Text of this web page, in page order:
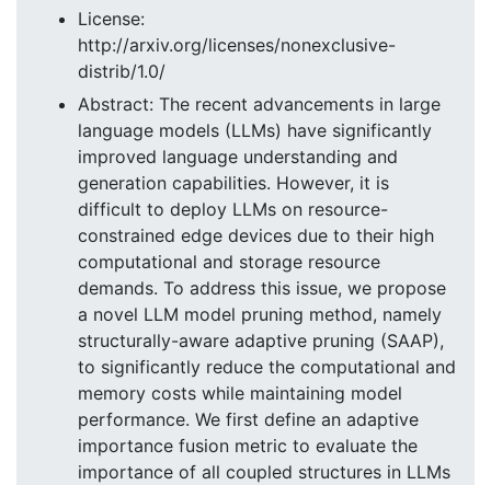
License:
http://arxiv.org/licenses/nonexclusive-
distrib/1.0/
Abstract: The recent advancements in large
language models (LLMs) have significantly
improved language understanding and
generation capabilities. However, it is
difficult to deploy LLMs on resource-
constrained edge devices due to their high
computational and storage resource
demands. To address this issue, we propose
a novel LLM model pruning method, namely
structurally-aware adaptive pruning (SAAP),
to significantly reduce the computational and
memory costs while maintaining model
performance. We first define an adaptive
importance fusion metric to evaluate the
importance of all coupled structures in LLMs